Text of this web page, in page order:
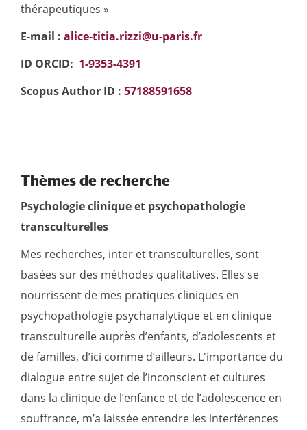
thérapeutiques »
E-mail : alice-titia.rizzi@u-paris.fr
ID ORCID: 1-9353-4391
Scopus Author ID : 57188591658
Thèmes de recherche
Psychologie clinique et psychopathologie
transculturelles
Mes recherches, inter et transculturelles, sont
basées sur des méthodes qualitatives. Elles se
nourrissent de mes pratiques cliniques en
psychopathologie psychanalytique et en clinique
transculturelle auprès d’enfants, d’adolescents et
de familles, d’ici comme d’ailleurs. L'importance du
dialogue entre sujet de l’inconscient et cultures
dans la clinique de l’enfance et de l’adolescence en
souffrance, m’a laissée entendre les interférences